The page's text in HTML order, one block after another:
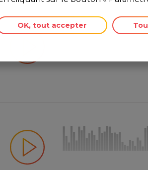
OK, tout accepter